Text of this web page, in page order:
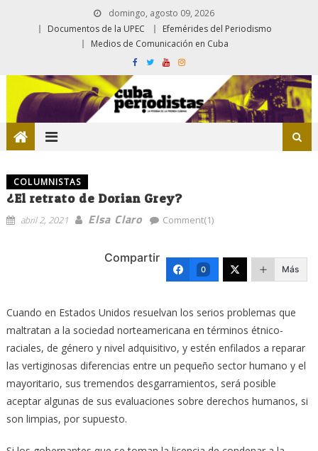
domingo, agosto 09, 2026
Documentos de la UPEC
Efemérides del Periodismo
Medios de Comunicación en Cuba
COLUMNISTAS
¿El retrato de Dorian Grey?
abril 2, 2021 Elsa Claro Comment(1)
Compartir
0 Más
Cuando en Estados Unidos resuelvan los serios problemas que
maltratan a la sociedad norteamericana en términos étnico-
raciales, de género y nivel adquisitivo, y estén enfilados a reparar
las vertiginosas diferencias entre un pequeño sector humano y el
mayoritario, sus tremendos desgarramientos, será posible
aceptar algunas de sus evaluaciones sobre derechos humanos, si
son limpias, por supuesto.